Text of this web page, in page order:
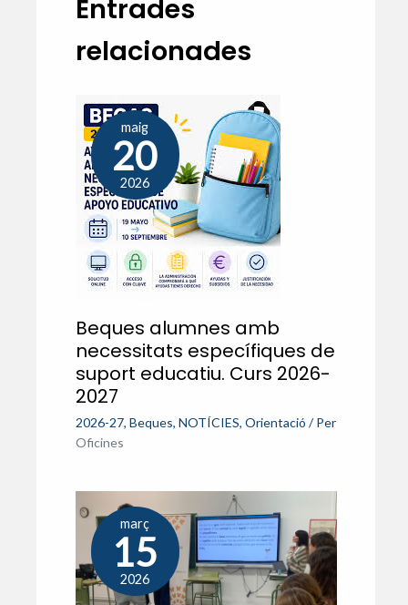
Entrades
relacionades
maig
20
2026
Beques alumnes amb
necessitats específiques de
suport educatiu. Curs 2026-
2027
2026-27, Beques, NOTÍCIES, Orientació / Per
Oficines
març
15
2026